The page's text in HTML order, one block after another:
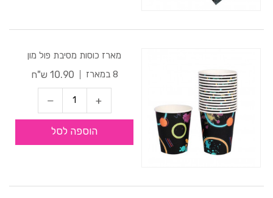
מארז כוסות מסיבת פול מון
8 במארז
10.90 ש"ח
הוספה לסל